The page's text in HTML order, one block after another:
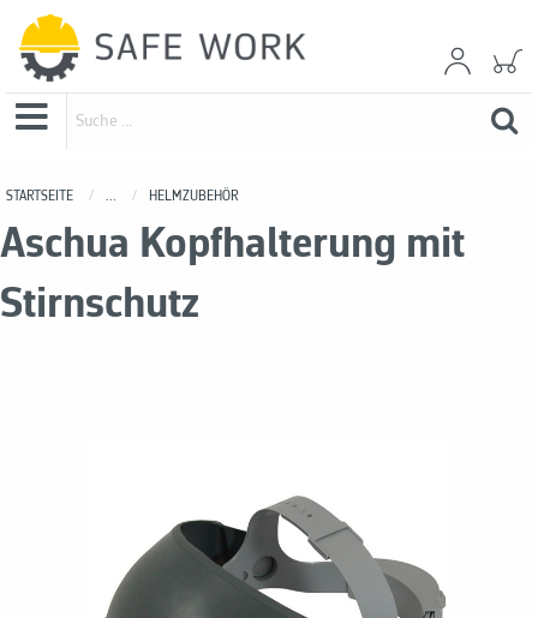
STARTSEITE ... HELMZUBEHÖR
Aschua Kopfhalterung mit
Stirnschutz